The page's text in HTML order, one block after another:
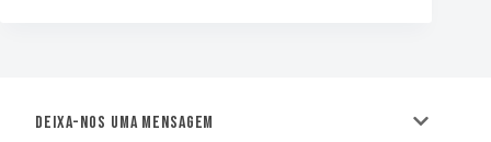
Deixa-nos uma mensagem